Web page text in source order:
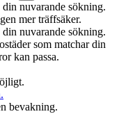
din nuvarande sökning.
mer träffsäker.
din nuvarande sökning.
som matchar din
kan passa.
bevakning.